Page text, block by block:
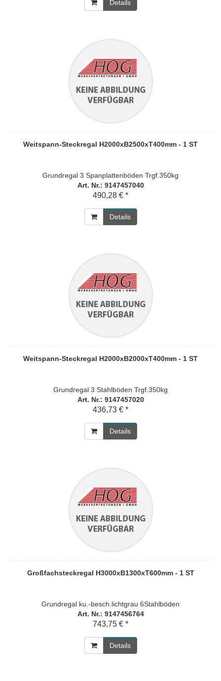
Details
Weitspann-Steckregal H2000xB2500xT400mm - 1 ST
Grundregal 3 Spanplattenböden Trgf.350kg
Art. Nr.: 9147457040
490,28 € *
Details
Weitspann-Steckregal H2000xB2000xT400mm - 1 ST
Grundregal 3 Stahlböden Trgf.350kg
Art. Nr.: 9147457020
436,73 € *
Details
Großfachsteckregal H3000xB1300xT600mm - 1 ST
Grundregal ku.-besch.lichtgrau 6Stahlböden
Art. Nr.: 9147456764
743,75 € *
Details